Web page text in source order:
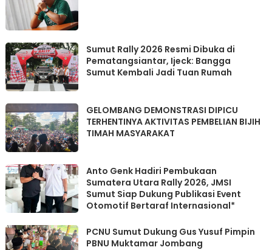
Sumut Rally 2026 Resmi Dibuka di
Pematangsiantar, Ijeck: Bangga
Sumut Kembali Jadi Tuan Rumah
GELOMBANG DEMONSTRASI DIPICU
TERHENTINYA AKTIVITAS PEMBELIAN BIJIH
TIMAH MASYARAKAT
Anto Genk Hadiri Pembukaan
Sumatera Utara Rally 2026, JMSI
Sumut Siap Dukung Publikasi Event
Otomotif Bertaraf Internasional*
PCNU Sumut Dukung Gus Yusuf Pimpin
PBNU Muktamar Jombang